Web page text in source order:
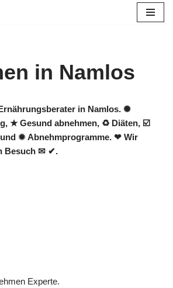
in Namlos
in Namlos. ✺
★ Gesund abnehmen, ♻ Diäten, ☑️
✹ Abnehmprogramme. ❤ Wir
Besuch ✉ ✔.
Experte.